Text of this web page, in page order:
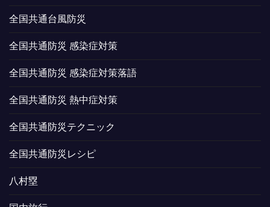
全国共通台風防災
全国共通防災 感染症対策
全国共通防災 感染症対策落語
全国共通防災 熱中症対策
全国共通防災テクニック
全国共通防災レシピ
八村塁